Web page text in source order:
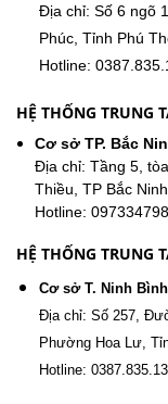
Địa chỉ: Số 6 ngõ
Phúc, Tỉnh Phú
Hotline:
HỆ THỐNG TRUNG
Cơ sở TP. Bắc
Địa chỉ: Tầng 5,
Thiều, TP Bắc Ninh.
Hotline:
HỆ THỐNG TRUNG
Cơ sở T. Ninh Bình
Địa chỉ: Số 257,
Phường Hoa Lư,
Hotline: